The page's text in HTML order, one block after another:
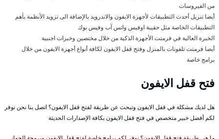
من الفيروسات
أيضا تنزيل أحدث التطبيقات لأجهزة الايفون والاندرويد بالإضافة الى تزويد الأنظمة بأهم
التطبيقات الخاصة مثل حقيبة اوفيس واتس آب وفيس بوك
الخبرة العالية في فرمتت الأجهزة الذكية من خلال مختصين وخبرات اجنبية
أيضا فرمتت تلفونات بالمنزل وفتح قفل الايفون لكافة أنواع أجهزة الايفون من خلال
برامج خاصة
فتح قفل الايفون
هل لديك مشكلة في قفل الايفون وتبحث عن طريقة لفتح قفل الايفون؟ اتصل بنا نحن نوفر
لكم أفضل خبير متخصص في فتح قفل الايفون بكافة الإصدارات الحديثة